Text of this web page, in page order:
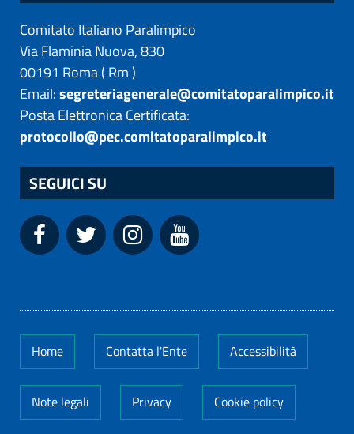
Comitato Italiano Paralimpico
Via Flaminia Nuova, 830
00191 Roma( Rm)
Email:segreteriagenerale@comitatoparalimpico.it
Posta Elettronica Certificata:
protocollo@pec.comitatoparalimpico.it
SEGUICI SU
Home Contatta l'Ente Accessibilità
Note legali Privacy Cookie policy